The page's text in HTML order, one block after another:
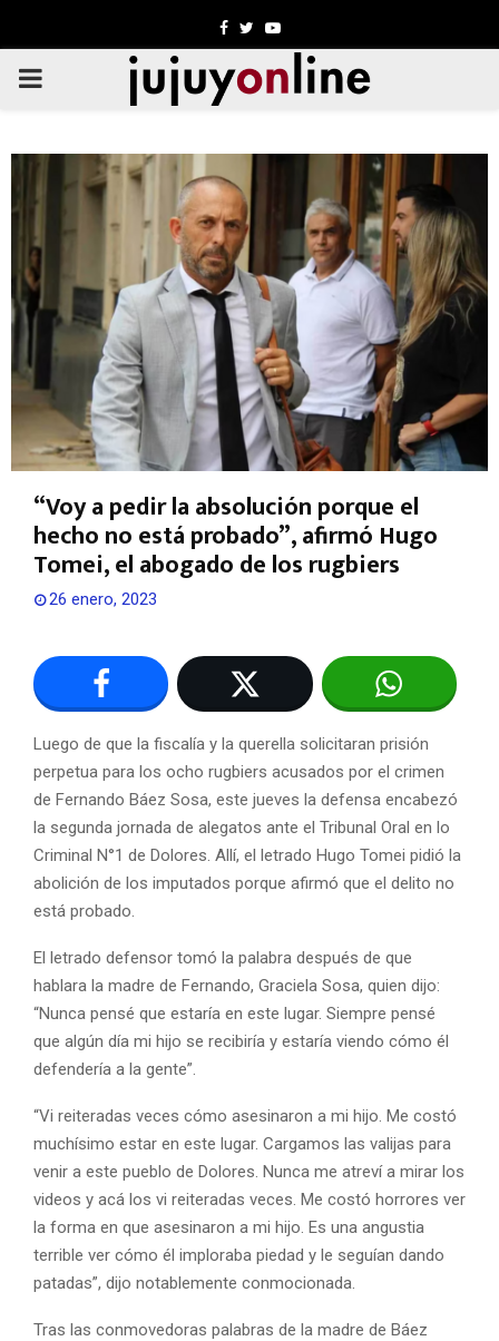
Facebook
TwitterYoutube
PRIMARY
“Voy a pedir la absolución porque el
hecho no está probado”, afirmó Hugo
Tomei, el abogado de los rugbiers
26 enero, 2023
Luego de que la fiscalía y la querella solicitaran prisión
perpetua para los ocho rugbiers acusados por el crimen
de Fernando Báez Sosa, este jueves la defensa encabezó
la segunda jornada de alegatos ante el Tribunal Oral en lo
Criminal N°1 de Dolores. Allí, el letrado Hugo Tomei pidió la
abolición de los imputados porque afirmó que el delito no
está probado.
El letrado defensor tomó la palabra después de que
hablara la madre de Fernando, Graciela Sosa, quien dijo:
“Nunca pensé que estaría en este lugar. Siempre pensé
que algún día mi hijo se recibiría y estaría viendo cómo él
defendería a la gente”.
“Vi reiteradas veces cómo asesinaron a mi hijo. Me costó
muchísimo estar en este lugar. Cargamos las valijas para
venir a este pueblo de Dolores. Nunca me atreví a mirar los
videos y acá los vi reiteradas veces. Me costó horrores ver
la forma en que asesinaron a mi hijo. Es una angustia
terrible ver cómo él imploraba piedad y le seguían dando
patadas”, dijo notablemente conmocionada.
Tras las conmovedoras palabras de la madre de Báez